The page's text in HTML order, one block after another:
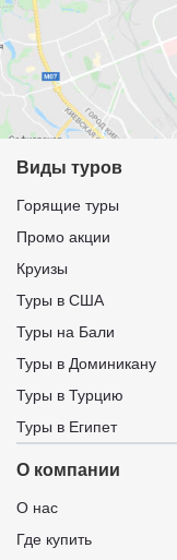
Виды туров
Горящие туры
Промо акции
Круизы
Туры в США
Туры на Бали
Туры в Доминикану
Туры в Турцию
Туры в Египет
О компании
О нас
Где купить